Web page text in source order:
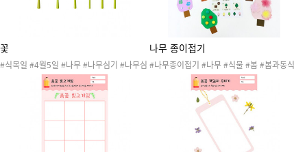
꽃
#식목일 #4월5일 #나무 #나무심기 #나무심
는날 #자연 #자연물 #꽃 #식물 #작물 #봄 #
봄행사 #식목일행사 #봄도안 #봄활동 #식목
일도안 #식목일활동 #원예활동 #텃밭활동 #
나무 종이접기
#나무종이접기 #나무 #식물 #봄 #봄과동식
물 #봄활동 #봄도안 #봄자료 #봄놀이 #봄만
들기 #종이접기 #종이접기도안 #색종이접기
#종이 #색종이 #봄종이접기 #식물종이접기